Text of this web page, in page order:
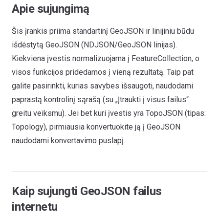
Apie sujungimą
Šis įrankis priima standartinį GeoJSON ir linijiniu būdu
išdėstytą GeoJSON (NDJSON/GeoJSON linijas).
Kiekviena įvestis normalizuojama į FeatureCollection, o
visos funkcijos pridedamos į vieną rezultatą. Taip pat
galite pasirinkti, kurias savybes išsaugoti, naudodami
paprastą kontrolinį sąrašą (su „Įtraukti į visus failus“
greitu veiksmu). Jei bet kuri įvestis yra TopoJSON (tipas:
Topology), pirmiausia konvertuokite ją į GeoJSON
naudodami konvertavimo puslapį.
Kaip sujungti GeoJSON failus
internetu